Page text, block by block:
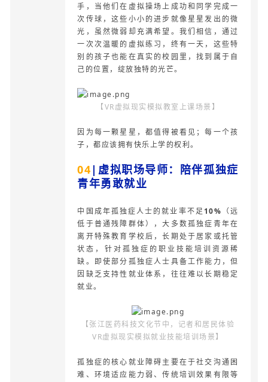
手，当他们在虚拟操场上成功和同学完成一
次传球，这些小小的进步就像星星发出的微
光，虽然微弱却充满希望。我们相信，通过
一次次温暖的虚拟练习，终有一天，这些特
别的孩子也能在真实的校园里，找到属于自
己的位置，绽放独特的光芒。
【VR虚拟现实模拟教室上课场景】
因为每一颗星星，都值得被看见；每一个孩
子，都应该拥有快乐上学的权利。
04 |虚拟职场导师：陪伴孤独症
青年勇敢就业
中国成年孤独症人士的就业率不足 10% （远
低于普通残障群体），大多数孤独症青年在
离开特殊教育学校后，长期处于居家或托管
状态，针对孤独症的职业技能培训资源稀
缺。即使部分孤独症人士具备工作能力，但
因缺乏支持性就业体系，往往难以长期稳定
就业。
【张江医药科技文化节中，记者和居民体验
VR虚拟现实模拟就业技能培训场景】
孤独症的核心就业障碍主要在于社交沟通困
难、环境适应能力弱、传统培训效果有限等